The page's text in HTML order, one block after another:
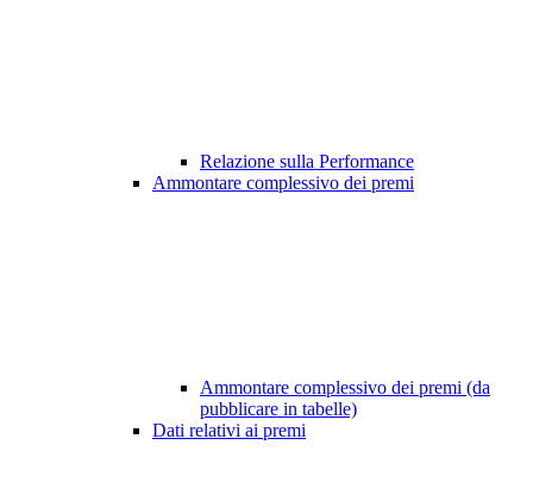
Relazione sulla Performance
Ammontare complessivo dei premi
Ammontare complessivo dei premi (da
pubblicare in tabelle)
Dati relativi ai premi